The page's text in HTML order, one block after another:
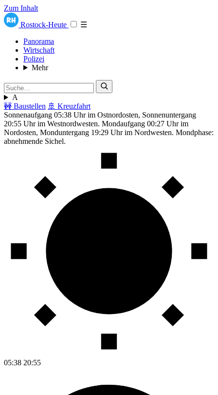
Zum Inhalt
Rostock-Heute
☰
Panorama
Wirtschaft
Polizei
Mehr
A
🚧 Baustellen 🚢 Kreuzfahrt
Sonnenaufgang 05:38 Uhr im Ostnordosten, Sonnenuntergang
20:55 Uhr im Westnordwesten. Mondaufgang 00:27 Uhr im
Nordosten, Monduntergang 19:29 Uhr im Nordwesten. Mondphase:
abnehmende Sichel.
05:38 20:55